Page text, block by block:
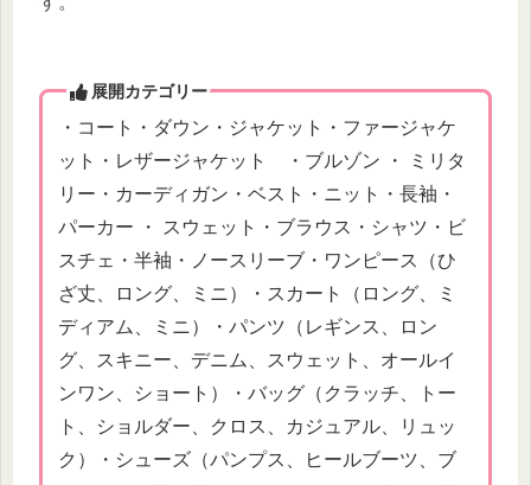
展開カテゴリー
・コート・ダウン・ジャケット・ファージャケ
ット・レザージャケット ・ブルゾン ・ ミリタ
リー・カーディガン・ベスト・ニット・長袖・
パーカー ・ スウェット・ブラウス・シャツ・ビ
スチェ・半袖・ノースリーブ・ワンピース（ひ
ざ丈、ロング、ミニ）・スカート（ロング、ミ
ディアム、ミニ）・パンツ（レギンス、ロン
グ、スキニー、デニム、スウェット、オールイ
ンワン、ショート）・バッグ（クラッチ、トー
ト、ショルダー、クロス、カジュアル、リュッ
ク）・シューズ（パンプス、ヒールブーツ、ブ